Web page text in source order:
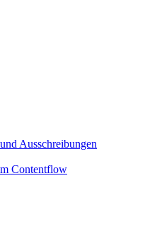
Ausschreibungen
Contentflow